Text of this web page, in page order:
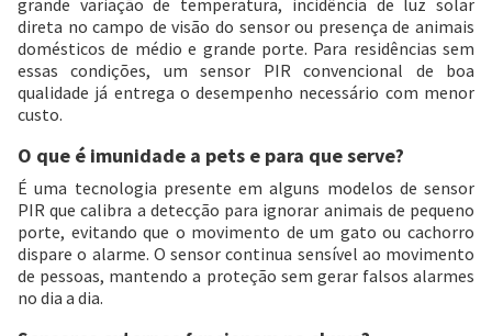
grande variação de temperatura, incidência de luz solar
direta no campo de visão do sensor ou presença de animais
domésticos de médio e grande porte. Para residências sem
essas condições, um sensor PIR convencional de boa
qualidade já entrega o desempenho necessário com menor
custo.
O que é imunidade a pets e para que serve?
É uma tecnologia presente em alguns modelos de sensor
PIR que calibra a detecção para ignorar animais de pequeno
porte, evitando que o movimento de um gato ou cachorro
dispare o alarme. O sensor continua sensível ao movimento
de pessoas, mantendo a proteção sem gerar falsos alarmes
no dia a dia.